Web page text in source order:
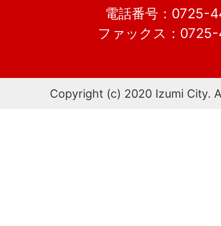
電話番号：0725-
ファックス：
Copyright (c) 2020 Izumi City.